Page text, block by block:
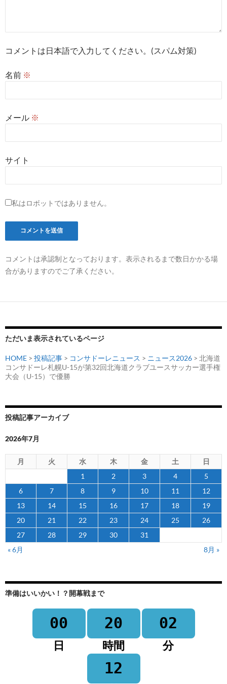
コメントは日本語で入力してください。(スパム対策)
名前 ※
メール ※
サイト
私はロボットではありません。
コメントは承認制となっております。表示されるまで数日かかる場
合がありますのでご了承ください。
ただいま表示されているページ
HOME > 投稿記事 > コンサドーレニュース > ニュース2026 > 北海道
コンサドーレ札幌U-15が第32回北海道クラブユースサッカー選手権
大会（U-15）で優勝
投稿記事アーカイブ
2026年7月
月 火 水 木 金 土
日
1
2 3 4
5
6
7 8 9 10 11
12
13
14 15 16 17 18
19
20
21 22 23 24 25
26
27
28 29 30
31
« 6月
8月 »
準備はいいかい！？開幕戦まで
00
日
20
時間
02
分
12